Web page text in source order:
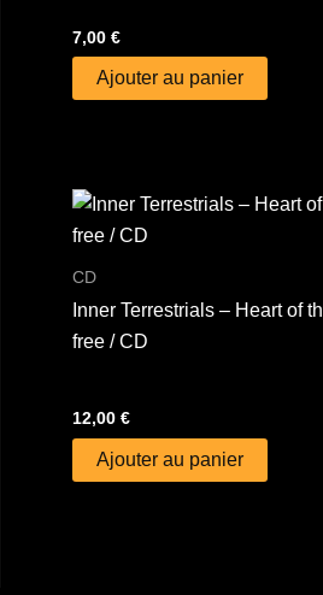
7,00 €
Ajouter au panier
CD
Inner Terrestrials – Heart of
free / CD
12,00 €
Ajouter au panier